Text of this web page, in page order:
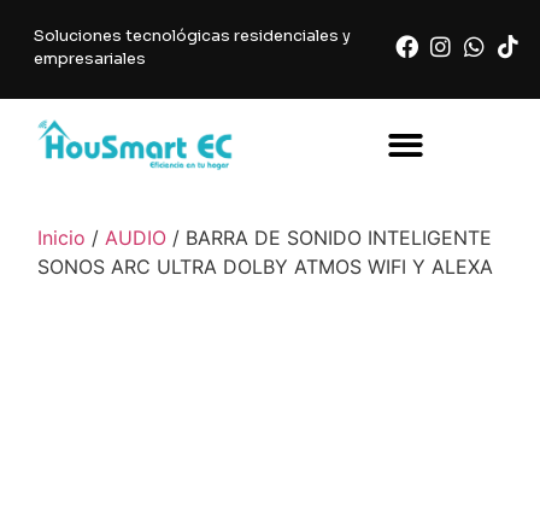
Soluciones tecnológicas residenciales y
empresariales
Inicio / AUDIO / BARRA DE SONIDO INTELIGENTE
SONOS ARC ULTRA DOLBY ATMOS WIFI Y ALEXA